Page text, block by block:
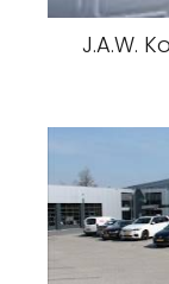
J.A.W.